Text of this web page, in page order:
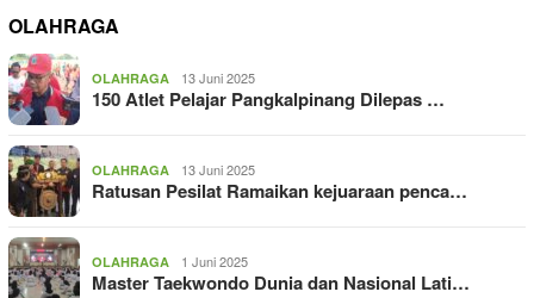
OLAHRAGA
OLAHRAGA 13 Juni 2025
150 Atlet Pelajar Pangkalpinang Dilepas …
OLAHRAGA 13 Juni 2025
Ratusan Pesilat Ramaikan kejuaraan penca…
OLAHRAGA 1 Juni 2025
Master Taekwondo Dunia dan Nasional Lati…